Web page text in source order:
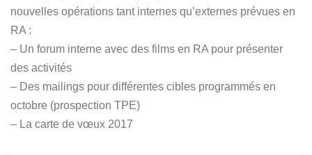
nouvelles opérations tant internes qu’externes prévues en
RA :
– Un forum interne avec des films en RA pour présenter
des activités
– Des mailings pour différentes cibles programmés en
octobre (prospection TPE)
– La carte de vœux 2017